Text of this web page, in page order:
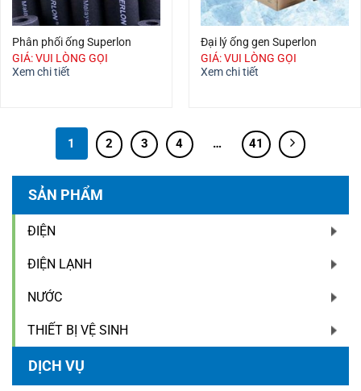
SẢN PHẨM
ĐIỆN
ĐIỆN LẠNH
NƯỚC
THIẾT BỊ VỆ SINH
DỊCH VỤ
Phân phối ống Superlon
GIÁ: VUI LÒNG GỌI
Xem chi tiết
Đại lý ống gen Superlon
GIÁ: VUI LÒNG GỌI
Xem chi tiết
1 2 3 4 … 41